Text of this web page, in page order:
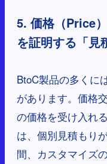
5. 価格（Price
を証明する「見
BtoC製品の多くに
があります。価格
の価格を受け入れ
は、個別見積もり
間、カスタマイズ